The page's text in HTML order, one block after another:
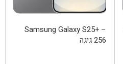
Samsung Galaxy S25+ –
256 גיגה